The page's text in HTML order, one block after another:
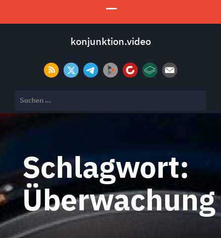
konjunktion.video
nach:
Schlagwort:
Überwachung